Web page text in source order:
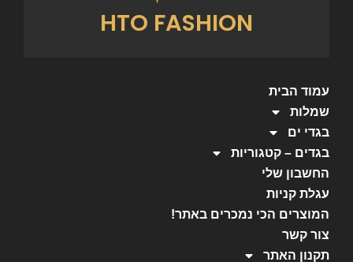
HTO FASHION
עמוד הבית
שמלות
בגדי ים
בגדים – קטגוריות
החשבון שלי
עגלת קניות
המוצרים הכי נמכרים באתר!
צור קשר
תקנון האתר